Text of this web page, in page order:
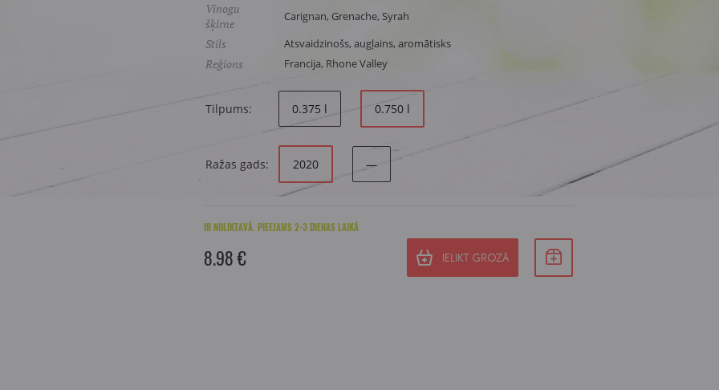
Vīnogu
šķirne
Carignan, Grenache, Syrah
Stils Atsvaidzinošs, augļains, aromātisks
Reģions Francija, Rhone Valley
Tilpums: 0.375 l 0.750 l
Ražas gads: 2020 —
IR NOLIKTAVĀ. PIEEJAMS 2-3 DIENAS LAIKĀ
8.98 € IELIKT GROZĀ